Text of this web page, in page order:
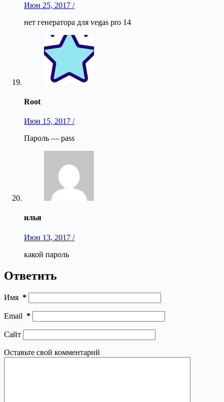
Июн 25, 2017 /
нет генератора для vegas pro 14
Root
Июн 15, 2017 /
Пароль — pass
илья
Июн 13, 2017 /
какой пароль
Ответить
Имя *
Email *
Сайт
Оставьте свой комментарий